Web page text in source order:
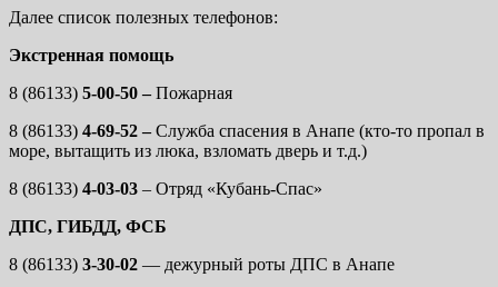
Далее список полезных телефонов:
Экстренная помощь
8 (86133) 5-00-50 –Пожарная
8 (86133) 4-69-52 –Служба спасения в Анапе (кто-то пропал в
море, вытащить из люка, взломать дверь и т.д.)
8 (86133) 4-03-03 – Отряд «Кубань-Спас»
ДПС, ГИБДД, ФСБ
8 (86133) 3-30-02 — дежурный роты ДПС в Анапе